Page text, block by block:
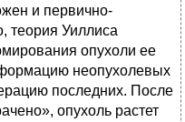
и первично-
теория Уиллиса
опухоли ее
неопухолевых
последних. После
опухоль растет